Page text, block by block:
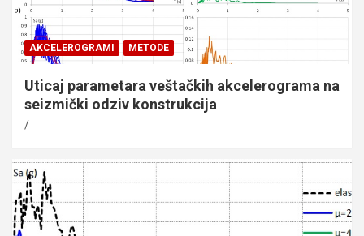
AKCELEROGRAMI METODE
Uticaj parametara veštačkih akcelerograma na
seizmički odziv konstrukcija